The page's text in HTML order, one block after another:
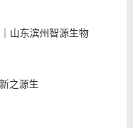
山东滨州智源生物
之源生